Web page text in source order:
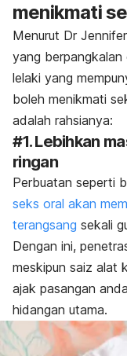
menikmati
Menurut Dr
yang
lelaki yang
boleh menikmati
adalah rahsianya:
#1. Lebihkan
ringan
Perbuatan seperti
seks oral akan
terangsang sekali
Dengan ini,
meskipun saiz alat
ajak pasangan
hidangan utama.